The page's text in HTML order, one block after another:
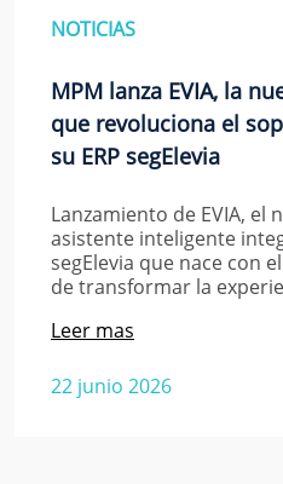
NOTICIAS
MPM lanza EVIA, la
que revoluciona el
su ERP segElevia
Lanzamiento de EVIA, el
asistente inteligente
segElevia que nace con
de transformar la
22 junio 2026
Leer mas